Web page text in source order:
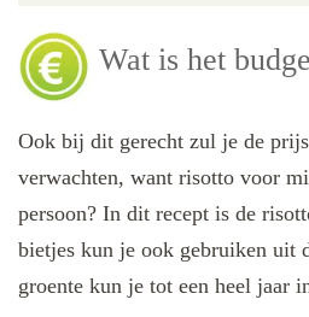
Wat is het
Ook bij dit gerecht zul je de
verwachten, want risotto voor
persoon? In dit recept is de
bietjes kun je ook gebruiken uit
groente kun je tot een heel jaar